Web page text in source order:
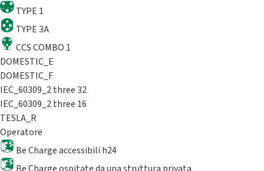
TYPE 1
TYPE 3A
CCS COMBO 1
DOMESTIC_E
DOMESTIC_F
IEC_60309_2 three 32
IEC_60309_2 three 16
TESLA_R
Operatore
Be Charge accessibili h24